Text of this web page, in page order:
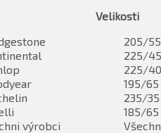
výrobci
Velikosti
205/55
225/45
225/40
195/65
235/35
185/65